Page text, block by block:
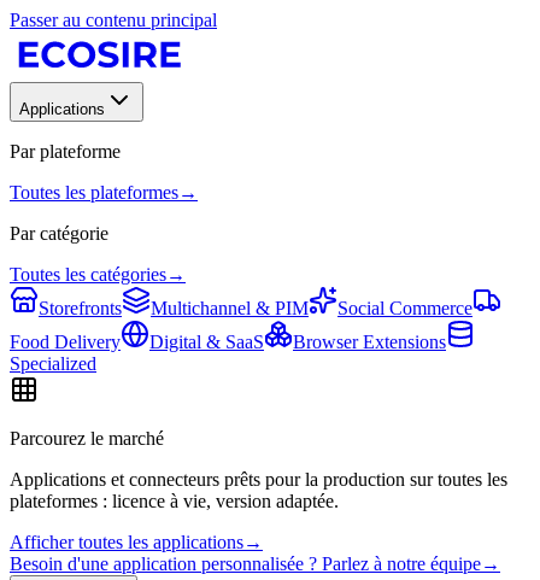
Passer au contenu principal
Applications
Par plateforme
Toutes les plateformes→
Par catégorie
Toutes les catégories→
Storefronts
Multichannel & PIM
Social Commerce
Food Delivery
Digital & SaaS
Browser Extensions
Specialized
Parcourez le marché
Applications et connecteurs prêts pour la production sur toutes les
plateformes : licence à vie, version adaptée.
Afficher toutes les applications→
Besoin d'une application personnalisée ? Parlez à notre équipe→